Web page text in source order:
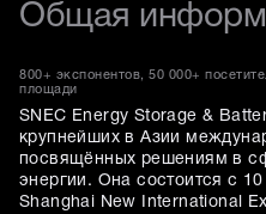
Общая
800+ экспонентов, 50 000+
площади
SNEC Energy Storage &
крупнейших в Азии
посвящённых решениям в
энергии. Она состоится с
Shanghai New International